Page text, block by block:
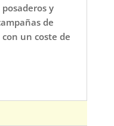
y
de
un coste de